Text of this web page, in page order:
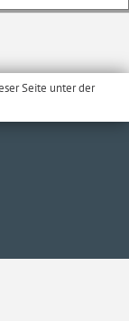
Seite unter der